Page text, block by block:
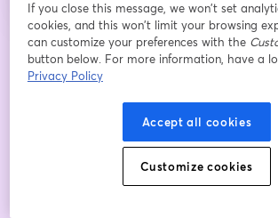
Bằng việc đăng ký, bạn xác nhận và đồng ý vớiĐiều
sách quyền riêng tư
If you close this message, we won’t set
cookies, and this won’t limit your browsing
can customize your preferences with the
button below. For more information, have a
Privacy Policy
Accept all cookies
Customize cookies